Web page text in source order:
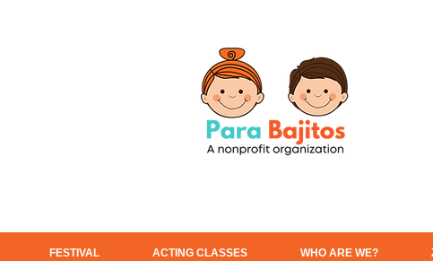
FESTIVAL ACTING CLASSES WHO ARE WE?